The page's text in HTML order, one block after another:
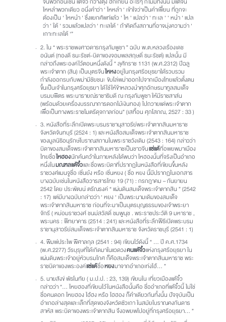
จีนพวกอื่นเช่น แต้จิ๋ว กวางตุ้ง ฮกเกี๋ยน อะไรๆ ก็ไม่มีทั้งนั้น มีแต่จีน
ไหหลำพวกเดียว อนึ่งคำว่า ‘ ไหหลำ ‘ เข้าใจว่าเป็นคำเพี้ยน ที่ถูกจะ
ต้องเป็น ‘ ไหหนำ ‘ ซึ่งแยกศัพท์แล้ว ‘ ไห ‘ แปลว่า ‘ ทะเล ‘ ‘ หนำ ‘ แปล
ว่า ‘ ใต้ ‘ รวมแล้วแปลว่า ‘ ทะเลใต้ ‘ ถ้าคิดถึงสถานที่อาจมุ่งความว่า ‘
เกาะทะเลใต้ ‘”
2. ใน “ พระราชพงศาวดารกรุงกัมพูชา ” ฉบับ พ.ต.หลวงเรืองเดช
อนันต์ (ทองดี ธนะรัชต์-บิดาของจอมพลสฤษดิ์ ธนะรัชต์) แปลนั้น มี
กล่าวถึงพระองค์ไว้ตอนหนึ่งดังนี้ “ ลุศักราช 1131 (พ.ศ.2312) ปีฉลู
พระเจ้าตาก (สิน) เป็นบุตรจีน ไหหง อยู่ในกรุงศรีอยุธยาได้รวบรวม
กำลังออกรบกับพม่ามีชัยชนะ ขับไล่พม่าออกไปจากเมืองไทยแล้วตั้งตน
ขึ้นเป็นเจ้าในกรุงศรีอยุธยา ได้ใช้ให้ข้าหลวงนำศุภอักษรมาทูลสมเด็จ
บรมบพิตร พระนารายณ์ราชาธิบดี ณ กรุงกัมพูชา ให้มีราชสาส์น
(พร้อมด้วยเครื่องบรรณาการดอกไม้เงินทอง) ไปถวายแด่พระเจ้าตาก
เพื่อเป็นทางพระราชไมตรีดุจกาลก่อน” (เสทื้อน ศุภโสภณ, 2527 : 33 )
3. หนังสือที่ระลึกเปิดพระบรมราชานุสาวรีย์พระเจ้าตากสินมหาราช
จังหวัดจันทบุรี (2524 : 1) และหนังสือสมเด็จพระเจ้าตากสินมหาราช
ของมูลนิธิอนุรักษ์โบราณสถานในพระราชวังเดิม (2543 : 164) กล่าวว่า
บิดาของสมเด็จพระเจ้าตากสินมหาราชเป็นชาวจีน แซ่แต้ ที่อพยพมาเมือง
ไทยชื่อ ไหฮอง นักค้นคว้าในภายหลังได้พบว่า ไหฮองนั้นที่จริงเป็นอำเภอ
หนึ่งใน มณฑลแต้จิ๋ว และชื่อพระบิดาที่ปรากฏในหนังสือที่เขียนขึ้นหลัง
ราชวงศ์แมนจูชื่อ เซิ่นย้ง หรือ เซิ่นหยง ( ชื่อ หยง นี้มีปรากฏในเอกสาร
บางฉบับเช่นในหนังสือวารสารไทย 19 (71) : กรกฎาคม – กันยายน
2542 โดย ประพัฒน์ ตรีณรงค์ “ แผ่นดินสมเด็จพระเจ้าตากสิน ” (2542
: 17) แต่มีบางฉบับกล่าวว่า ‘ หยง ‘ เป็นพระนามเดิมของสมเด็จ
พระเจ้าตากสินมหาราช ก่อนที่จะมาเป็นบุตรบุญธรรมของเจ้าพระยา
จักรี ( หม่อมราชวงศ์ ชนม์สวัสดิ์ ชมพูนุช . พระราชประวัติ 9 มหาราช ,
พระนคร : พิทยาคาร (2514 : 241) และหนังสือที่ระลึกพิธีเปิดพระบรม
ราชานุสาวรีย์สมเด็จพระเจ้าตากสินมหาราช จังหวัดราชบุรี (2541 : 1)
4. พิมพ์ประไพ พิศาลกุล (2541 : 94) เขียนไว้ดังนี้ “ … ปี ค.ศ.1734
(พ.ศ.2277) วีรบุรุษที่ได้เกิดมาในแวดวง คนแต้จิ๋ว แห่งกรุงศรีอยุธยา ใน
แผ่นดินพระเจ้าอยู่หัวบรมโกศ ก็คือสมเด็จพระเจ้าตากสินมหาราช พระ
ราชบิดาของพระองค์ แซ่แต้ ชื่อ หยง มาจากอำเภอเท่งไฮ้… ”
5. นายสังข์ พัธโนทัย ( ม.ป.ป. : 23, 139) เขียนใน เที่ยวเมืองแต้จิ๋ว
กล่าวว่า “… ไหยฮองที่เขียนไว้ในหนังสือนั้นคือ ชื่ออำเภอที่แต้จิ๋วนี้ ไม่ใช่
ชื่อคนดอก ไหยฮอง ไฮ้ฮง หรือ ไฮฮอง ก็คำเดียวกันทั้งนั้น ปัจจุบันเป็น
อำเภอล่างสุดและเล็กที่สุดของจังหวัดซัวเถา ในสมัยโบราณคงกันดาร
สาหัส พระบิดาของพระเจ้าตากสิน จึงอพยพไปอยู่ที่กรุงศรีอยุธยา… ”